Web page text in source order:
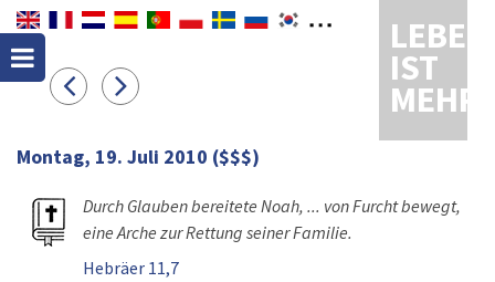
LEBEN
IST
MEHR
Montag, 19. Juli 2010 ($$$)
Durch Glauben bereitete Noah, ... von Furcht bewegt,
eine Arche zur Rettung seiner Familie.
Hebräer 11,7